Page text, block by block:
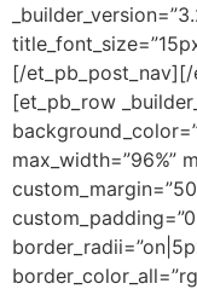
[/
[et_pb_row
max_width=”96%”